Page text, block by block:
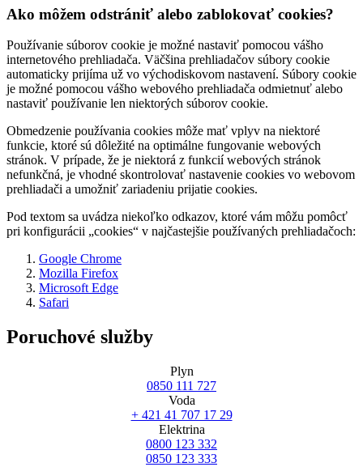
Ako môžem odstrániť alebo zablokovať cookies?
Používanie súborov cookie je možné nastaviť pomocou vášho
internetového prehliadača. Väčšina prehliadačov súbory cookie
automaticky prijíma už vo východiskovom nastavení. Súbory cookie
je možné pomocou vášho webového prehliadača odmietnuť alebo
nastaviť používanie len niektorých súborov cookie.
Obmedzenie používania cookies môže mať vplyv na niektoré
funkcie, ktoré sú dôležité na optimálne fungovanie webových
stránok. V prípade, že je niektorá z funkcií webových stránok
nefunkčná, je vhodné skontrolovať nastavenie cookies vo webovom
prehliadači a umožniť zariadeniu prijatie cookies.
Pod textom sa uvádza niekoľko odkazov, ktoré vám môžu pomôcť
pri konfigurácii „cookies“ v najčastejšie používaných prehliadačoch:
Google Chrome
Mozilla Firefox
Microsoft Edge
Safari
Poruchové služby
Plyn
0850 111 727
Voda
+ 421 41 707 17 29
Elektrina
0800 123 332
0850 123 333